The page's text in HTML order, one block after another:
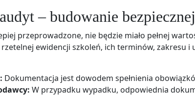
– budowanie
przeprowadzone, nie będzie miało pełnej
ewidencji szkoleń, ich terminów, zakresu i
Dokumentacja jest dowodem spełnienia
W przypadku wypadku, odpowiednia